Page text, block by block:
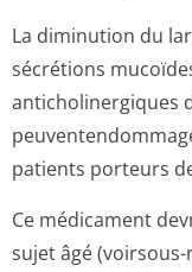
La diminution du
sécrétions
anticholinergiques
patients porteurs
Ce médicament
sujet âgé